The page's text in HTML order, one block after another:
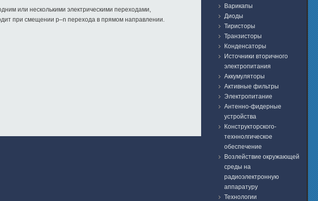
или несколькими электрическими переходами,
при смещении p–n перехода в прямом направлении.
Варикапы
Диоды
Тиристоры
Транзисторы
Конденсаторы
Источники вторичного
электропитания
Аккумуляторы
Активные фильтры
Электропитание
Антенно-фидерные
устройства
Конструкторского-
техннолгическое
обеспечение
Возлействие окружающей
среды на
радиоэлектронную
аппаратуру
Технологии